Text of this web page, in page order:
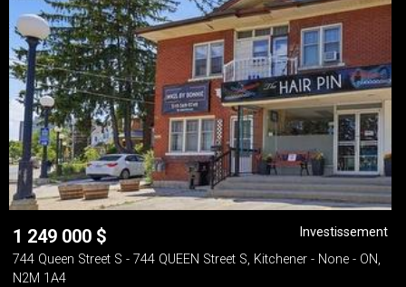
1 249 000 $
Investissement
744 Queen Street S - 744 QUEEN Street S, Kitchener - None - ON,
N2M 1A4